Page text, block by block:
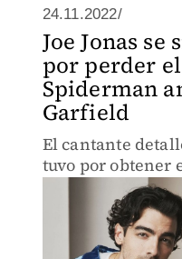
24.11.2022/
Joe Jonas
por perder
Spiderman
Garfield
El cantante
tuvo por obtener